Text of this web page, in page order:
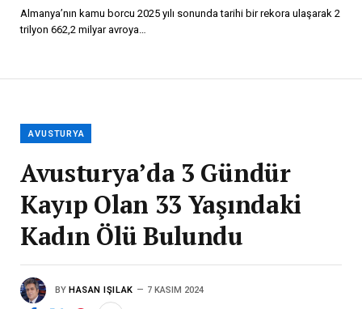
Almanya’nın kamu borcu 2025 yılı sonunda tarihi bir rekora ulaşarak 2
trilyon 662,2 milyar avroya…
AVUSTURYA
Avusturya’da 3 Gündür
Kayıp Olan 33 Yaşındaki
Kadın Ölü Bulundu
BY HASAN IŞILAK 7 KASIM 2024